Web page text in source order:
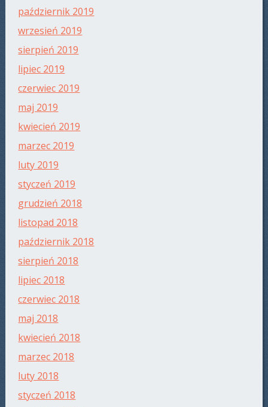
październik 2019
wrzesień 2019
sierpień 2019
lipiec 2019
czerwiec 2019
maj 2019
kwiecień 2019
marzec 2019
luty 2019
styczeń 2019
grudzień 2018
listopad 2018
październik 2018
sierpień 2018
lipiec 2018
czerwiec 2018
maj 2018
kwiecień 2018
marzec 2018
luty 2018
styczeń 2018